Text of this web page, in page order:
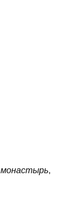
монастырь,